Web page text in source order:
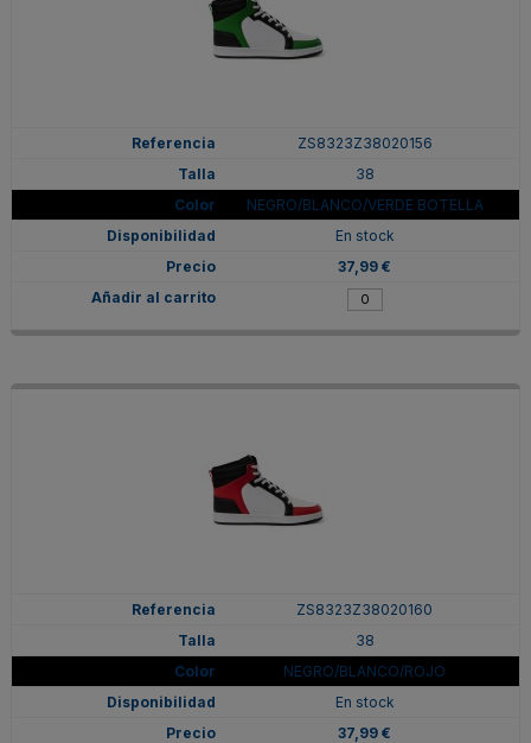
ZS8323Z38020156
38
NEGRO/BLANCO/VERDE BOTELLA
En stock
37,99 €
ZS8323Z38020160
38
NEGRO/BLANCO/ROJO
En stock
37,99 €